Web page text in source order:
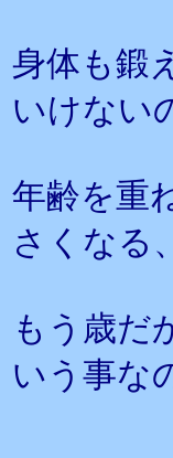
身体も鍛
いけない
年齢を重
さくなる
もう歳だ
いう事な